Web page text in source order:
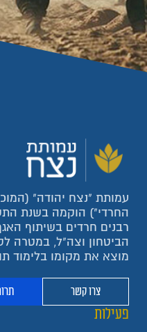
עמותת "נצח יהודה"
רבנים חרדים בשיתוף
הביטחון וצה"ל, במטרה
מוצא את מקומו בלימוד
צרו קשר
פעילות